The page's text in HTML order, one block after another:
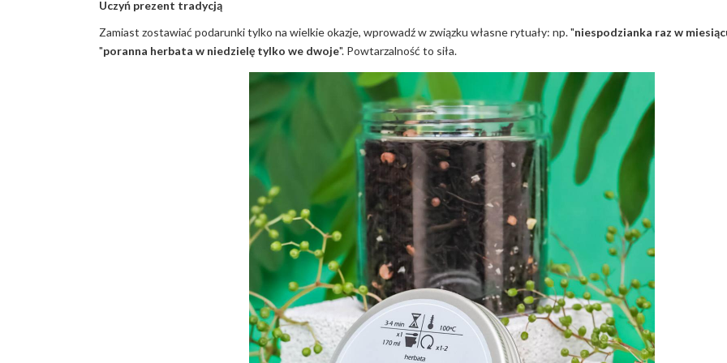
Uczyń prezent tradycją
Zamiast zostawiać podarunki tylko na wielkie okazje, wprowadź w związku własne rytuały: np. "niespodzianka raz w
"poranna herbata w niedzielę tylko we dwoje". Powtarzalność to siła.